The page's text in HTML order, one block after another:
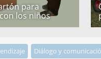
para
los niños
Diálogo y